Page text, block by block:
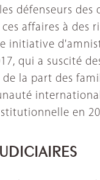
défenseurs des
affaires à des
initiative
qui a suscité
la part des
en